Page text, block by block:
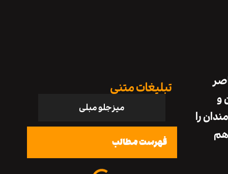
و
را
تبلیغات متنی
میز جلو مبلی
فهرست مطالب